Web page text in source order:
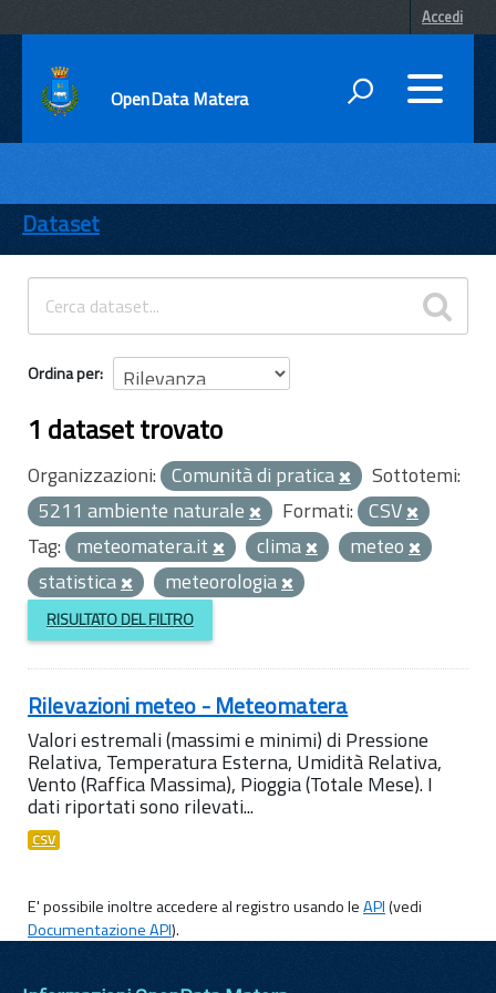
Accedi
OpenData Matera
ENTI
TEMI
INFORMAZIONI
Dataset
Ordina per
1 dataset trovato
Organizzazioni: Comunità di pratica
Sottotemi:
5211 ambiente naturale
Formati: CSV
Tag: meteomatera.it clima
meteo
statistica
meteorologia
RISULTATO DEL FILTRO
Rilevazioni meteo - Meteomatera
Valori estremali (massimi e minimi) di Pressione
Relativa, Temperatura Esterna, Umidità Relativa,
Vento (Raffica Massima), Pioggia (Totale Mese). I
dati riportati sono rilevati...
CSV
E' possibile inoltre accedere al registro usando leAPI(vedi
Documentazione API).